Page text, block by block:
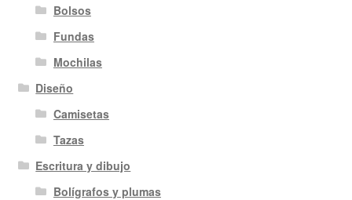
Bolsos
Fundas
Mochilas
Diseño
Camisetas
Tazas
Escritura y dibujo
Bolígrafos y plumas